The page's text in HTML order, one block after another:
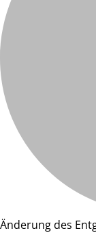
Änderung des